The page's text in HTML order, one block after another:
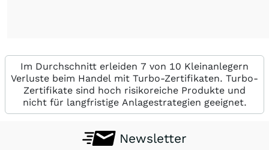
Im Durchschnitt erleiden 7 von 10 Kleinanlegern
Verluste beim Handel mit Turbo-Zertifikaten. Turbo-
Zertifikate sind hoch risikoreiche Produkte und
nicht für langfristige Anlagestrategien geeignet.
Newsletter